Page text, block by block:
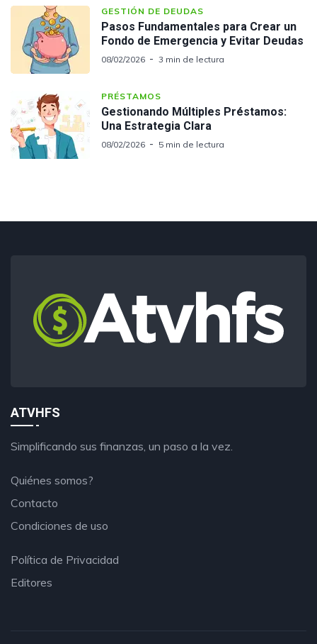
GESTIÓN DE DEUDAS
Pasos Fundamentales para Crear un
Fondo de Emergencia y Evitar Deudas
08/02/2026 3 min de lectura
PRÉSTAMOS
Gestionando Múltiples Préstamos:
Una Estrategia Clara
08/02/2026 5 min de lectura
ATVHFS
Simplificando sus finanzas, un paso a la vez.
Quiénes somos?
Contacto
Condiciones de uso
Política de Privacidad
Editores